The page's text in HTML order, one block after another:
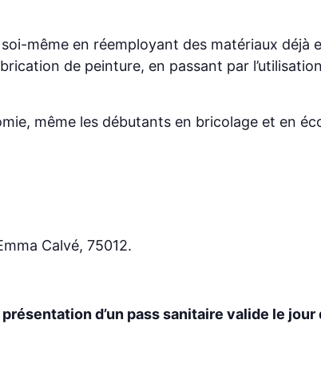
même en réemployant des matériaux déjà
de peinture, en passant par
même les débutants en bricolage et en
Calvé, 75012.
d’un pass sanitaire valide le jour